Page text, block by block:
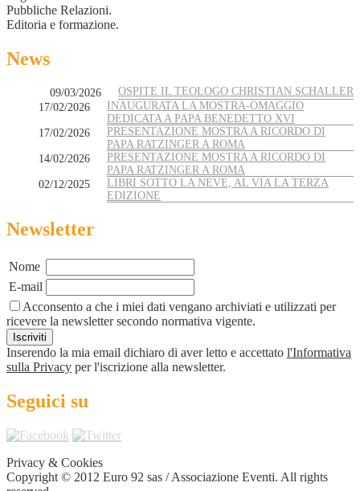
Pubbliche Relazioni.
Editoria e formazione.
News
OSPITE IL TEOLOGO CHRISTIAN SCHALLER
09/03/2026
INAUGURATA LA MOSTRA-OMAGGIO
DEDICATA A PAPA BENEDETTO XVI
17/02/2026
PRESENTAZIONE MOSTRA A RICORDO DI
PAPA RATZINGER A ROMA
17/02/2026
PRESENTAZIONE MOSTRA A RICORDO DI
PAPA RATZINGER A ROMA
14/02/2026
LIBRI SOTTO LA NEVE, AL VIA LA TERZA
EDIZIONE
02/12/2025
Newsletter
Nome
E-mail
Acconsento a che i miei dati vengano archiviati e utilizzati per
ricevere la newsletter secondo normativa vigente.
Inserendo la mia email dichiaro di aver letto e accettato l'Informativa
sulla Privacy per l'iscrizione alla newsletter.
Seguici su
Privacy & Cookies
Copyright © 2012 Euro 92 sas / Associazione Eventi. All rights